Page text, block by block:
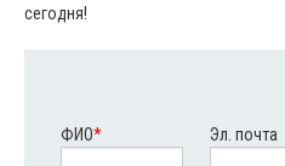
сегодня!
ФИО* Эл. почта